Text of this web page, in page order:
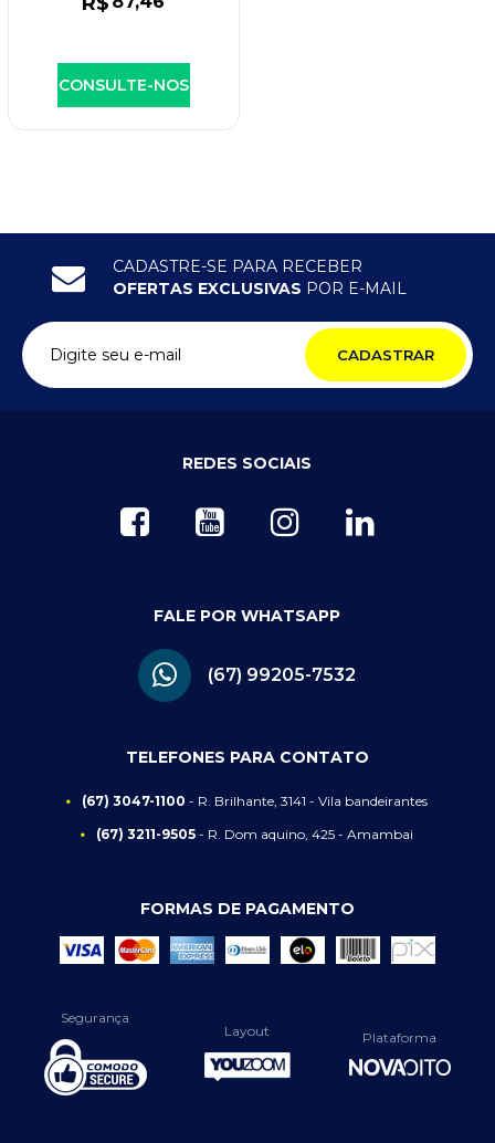
CONSULTE-NOS
CADASTRE-SE PARA RECEBER
OFERTAS EXCLUSIVAS POR E-MAIL
CADASTRAR
REDES SOCIAIS
FALE POR WHATSAPP
(67) 99205-7532
TELEFONES PARA CONTATO
(67) 3047-1100 - R. Brilhante, 3141 - Vila bandeirantes
(67) 3211-9505 - R. Dom aquino, 425 - Amambai
FORMAS DE PAGAMENTO
Segurança
Layout
Plataforma